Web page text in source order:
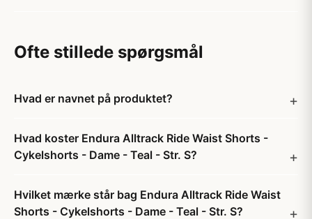
Ofte stillede spørgsmål
Hvad er navnet på produktet?
Hvad koster Endura Alltrack Ride Waist Shorts -
Cykelshorts - Dame - Teal - Str. S?
Hvilket mærke står bag Endura Alltrack Ride Waist
Shorts - Cykelshorts - Dame - Teal - Str. S?